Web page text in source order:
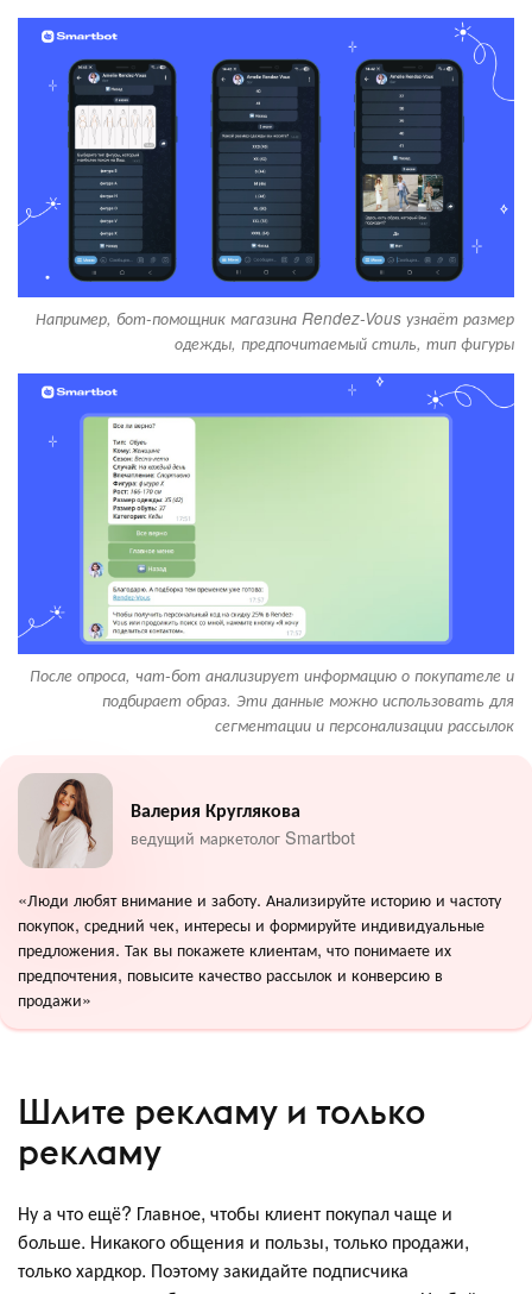
Например, бот-помощник магазина Rendez-Vous узнаёт размер
одежды, предпочитаемый стиль, тип фигуры
После опроса, чат-бот анализирует информацию о покупателе и
подбирает образ. Эти данные можно использовать для
сегментации и персонализации рассылок
Валерия Круглякова
ведущий маркетолог Smartbot
«Люди любят внимание и заботу. Анализируйте историю и частоту
покупок, средний чек, интересы и формируйте индивидуальные
предложения. Так вы покажете клиентам, что понимаете их
предпочтения, повысите качество рассылок и конверсию в
продажи»
Шлите рекламу и только
рекламу
Ну а что ещё? Главное, чтобы клиент покупал чаще и
больше. Никакого общения и пользы, только продажи,
только хардкор. Поэтому закидайте подписчика